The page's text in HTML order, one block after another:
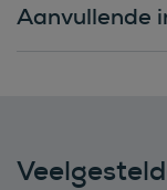
Aanvullende